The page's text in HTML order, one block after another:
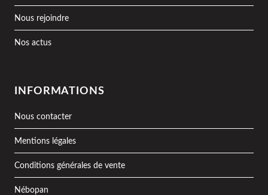
Nous rejoindre
Nos actus
INFORMATIONS
Nous contacter
Mentions légales
Conditions générales de vente
Nébopan